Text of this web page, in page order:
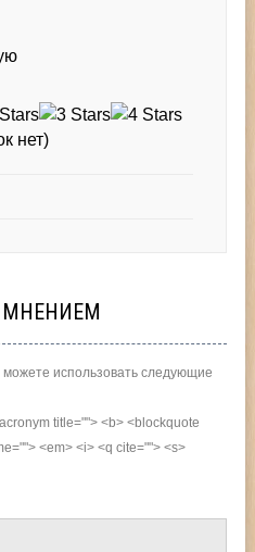
нет)
МНЕНИЕМ
использовать следующие
title=""> <b> <blockquote
<em> <i> <q cite=""> <s>